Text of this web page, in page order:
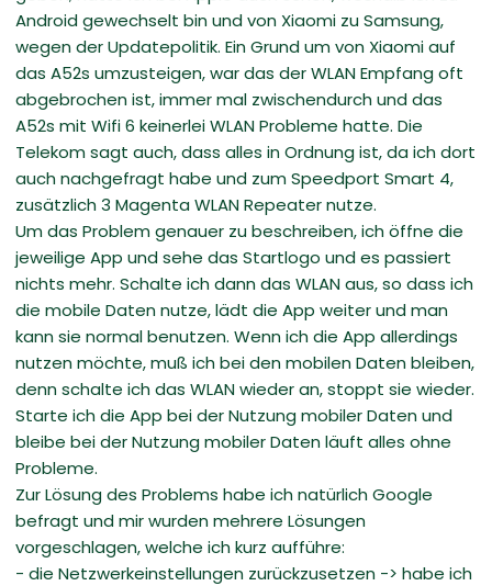
Android gewechselt bin und von Xiaomi zu Samsung,
wegen der Updatepolitik. Ein Grund um von Xiaomi auf
das A52s umzusteigen, war das der WLAN Empfang oft
abgebrochen ist, immer mal zwischendurch und das
A52s mit Wifi 6 keinerlei WLAN Probleme hatte. Die
Telekom sagt auch, dass alles in Ordnung ist, da ich dort
auch nachgefragt habe und zum Speedport Smart 4,
zusätzlich 3 Magenta WLAN Repeater nutze.
Um das Problem genauer zu beschreiben, ich öffne die
jeweilige App und sehe das Startlogo und es passiert
nichts mehr. Schalte ich dann das WLAN aus, so dass ich
die mobile Daten nutze, lädt die App weiter und man
kann sie normal benutzen. Wenn ich die App allerdings
nutzen möchte, muß ich bei den mobilen Daten bleiben,
denn schalte ich das WLAN wieder an, stoppt sie wieder.
Starte ich die App bei der Nutzung mobiler Daten und
bleibe bei der Nutzung mobiler Daten läuft alles ohne
Probleme.
Zur Lösung des Problems habe ich natürlich Google
befragt und mir wurden mehrere Lösungen
vorgeschlagen, welche ich kurz aufführe:
- die Netzwerkeinstellungen zurückzusetzen -> habe ich